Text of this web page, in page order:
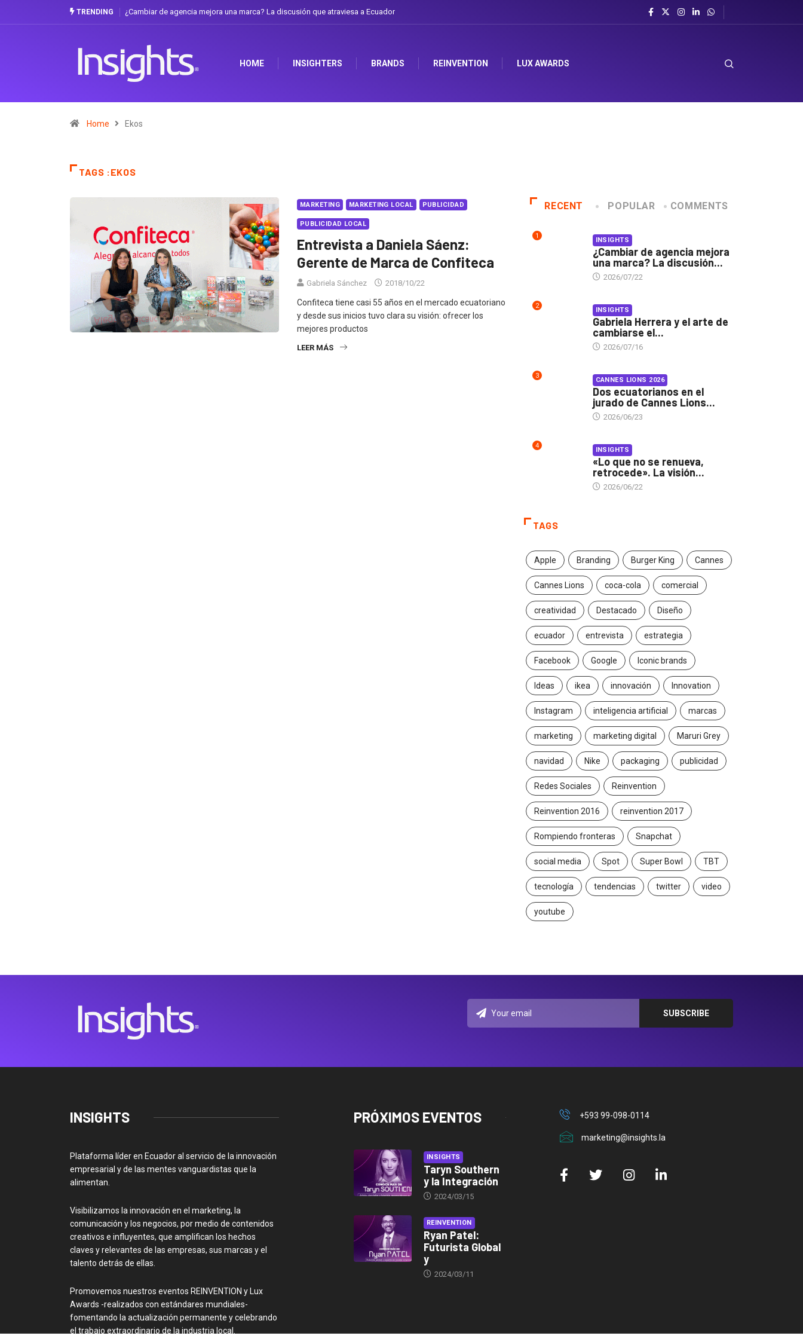
TRENDING ¿Cambiar de agencia mejora una marca? La discusión que atraviesa a Ecuador
HOME INSIGHTERS BRANDS REINVENTION LUX AWARDS
Home Ekos
TAGS :EKOS
MARKETING MARKETING LOCAL PUBLICIDAD
PUBLICIDAD LOCAL
Entrevista a Daniela Sáenz:
Gerente de Marca de Confiteca
Gabriela Sánchez 2018/10/22
Confiteca tiene casi 55 años en el mercado ecuatoriano
y desde sus inicios tuvo clara su visión: ofrecer los
mejores productos
LEER MÁS
RECENT POPULAR COMMENTS
1 INSIGHTS
¿Cambiar de agencia mejora
una marca? La discusión...
2026/07/22
2 INSIGHTS
Gabriela Herrera y el arte de
cambiarse el...
2026/07/16
3 CANNES LIONS 2026
Dos ecuatorianos en el
jurado de Cannes Lions...
2026/06/23
4 INSIGHTS
«Lo que no se renueva,
retrocede». La visión...
2026/06/22
TAGS
Apple Branding Burger King Cannes
Cannes Lions coca-cola comercial
creatividad Destacado Diseño
ecuador entrevista estrategia
Facebook Google Iconic brands
Ideas ikea innovación Innovation
Instagram inteligencia artificial marcas
marketing marketing digital Maruri Grey
navidad Nike packaging publicidad
Redes Sociales Reinvention
Reinvention 2016 reinvention 2017
Rompiendo fronteras Snapchat
social media Spot Super Bowl TBT
tecnología tendencias twitter video
youtube
INSIGHTS
Plataforma líder en Ecuador al servicio de la innovación
empresarial y de las mentes vanguardistas que la
alimentan.
Visibilizamos la innovación en el marketing, la
comunicación y los negocios, por medio de contenidos
creativos e influyentes, que amplifican los hechos
claves y relevantes de las empresas, sus marcas y el
talento detrás de ellas.
Promovemos nuestros eventos REINVENTION y Lux
Awards -realizados con estándares mundiales-
fomentando la actualización permanente y celebrando
el trabajo extraordinario de la industria local.
PRÓXIMOS EVENTOS
INSIGHTS
Taryn Southern
y la Integración
2024/03/15
REINVENTION
Ryan Patel:
Futurista Global
y
2024/03/11
+593 99-098-0114
marketing@insights.la